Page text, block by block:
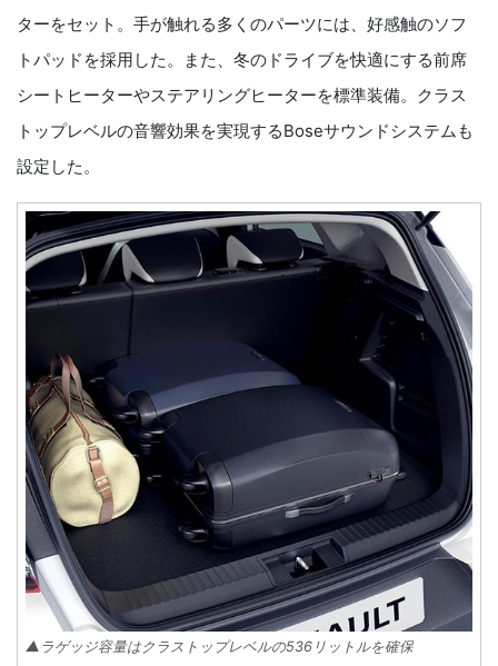
ターをセット。手が触れる多くのパーツには、好感触のソフ
トパッドを採用した。また、冬のドライブを快適にする前席
シートヒーターやステアリングヒーターを標準装備。クラス
トップレベルの音響効果を実現するBoseサウンドシステムも
設定した。
▲ラゲッジ容量はクラストップレベルの536リットルを確保